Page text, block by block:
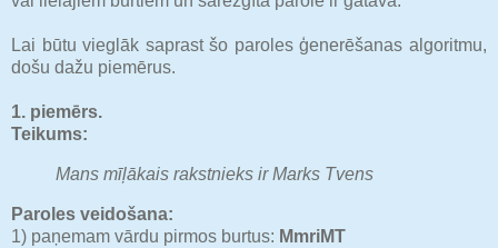
Lai būtu vieglāk saprast šo paroles ģenerēšanas algoritmu,
došu dažu piemērus.
1. piemērs.
Teikums:
Mans mīļākais rakstnieks ir Marks Tvens
Paroles veidošana:
1) paņemam vārdu pirmos burtus: MmriMT